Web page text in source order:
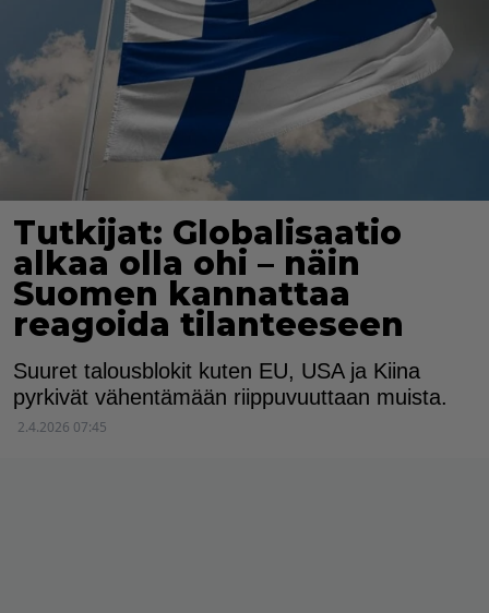
Tutkijat: Globalisaatio
alkaa olla ohi – näin
Suomen kannattaa
reagoida tilanteeseen
Suuret talousblokit kuten EU, USA ja Kiina
pyrkivät vähentämään riippuvuuttaan muista.
2.4.2026 07:45